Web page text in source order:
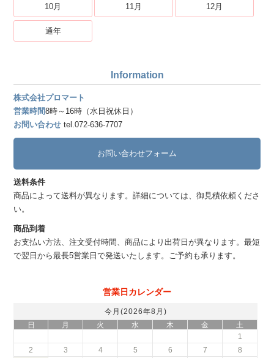
10月 11月 12月
通年
Information
株式会社プロマート
営業時間8時～16時（水日祝休日）
お問い合わせ tel.072-636-7707
お問い合わせフォーム
送料条件
商品によって送料が異なります。詳細については、御見積依頼くださ
い。
商品到着
お支払い方法、注文受付時間、商品により出荷日が異なります。最短
で翌日から最長5営業日で発送いたします。ご予約も承ります。
営業日カレンダー
今月(2026年8月)
日
月 火 水 木 金
土
1
2
3 4 5 6 7
8